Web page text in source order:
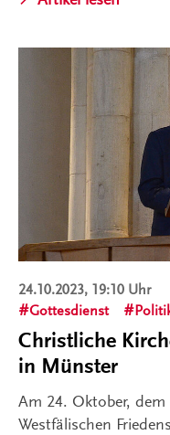
24.10.2023, 19:10 Uhr
Gottesdienst
Christliche
in Münster
Am 24. Oktober, dem
Westfälischen